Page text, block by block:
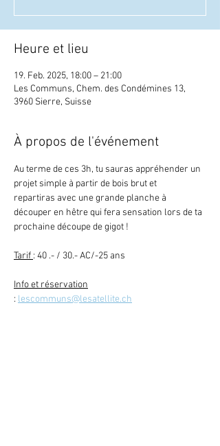
Heure et lieu
19. Feb. 2025, 18:00 – 21:00
Les Communs, Chem. des Condémines 13,
3960 Sierre, Suisse
À propos de l'événement
Au terme de ces 3h, tu sauras appréhender un
projet simple à partir de bois brut et
repartiras avec une grande planche à
découper en hêtre qui fera sensation lors de ta
prochaine découpe de gigot !
Tarif : 40 .- / 30.- AC/-25 ans
Info et réservation
: lescommuns@lesatellite.ch